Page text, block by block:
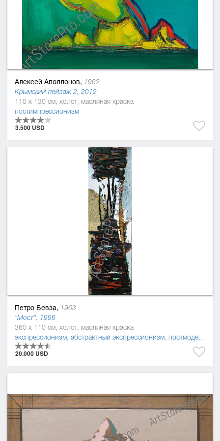
Алексей Аполлонов, 1962
Крымский пейзаж 2, 2012
110 x 130 см, холст, масляная краска
постимпрессионизм
3.500 USD
Петро Бевза, 1963
"Мост", 1996
360 x 110 см, холст, масляная краска
экспрессионизм, абстрактный экспрессионизм, постмодернизм
20.000 USD